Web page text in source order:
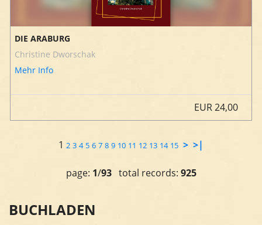
DIE ARABURG
Christine Dworschak
Mehr Info
EUR24,00
1 2 3 4 5 6 7 8 9 10 11 12 13 14 15 > >|
page: 1/93total records: 925
BUCHLADEN